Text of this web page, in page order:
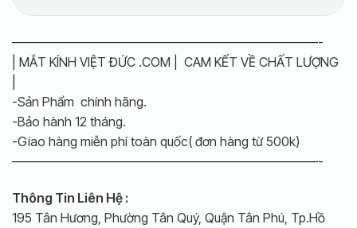
————————————————————————-
| MẮT KÍNH VIỆT ĐỨC .COM | CAM KẾT VỀ CHẤT LƯỢNG
-Sản Phẩm chính hãng.
-Bảo hành 12 tháng.
-Giao hàng miễn phí toàn quốc( đơn hàng từ 500k)
————————————————————————-
Thông Tin Liên Hệ :
195 Tân Hương, Phường Tân Quý, Quận Tân Phú, Tp.Hồ